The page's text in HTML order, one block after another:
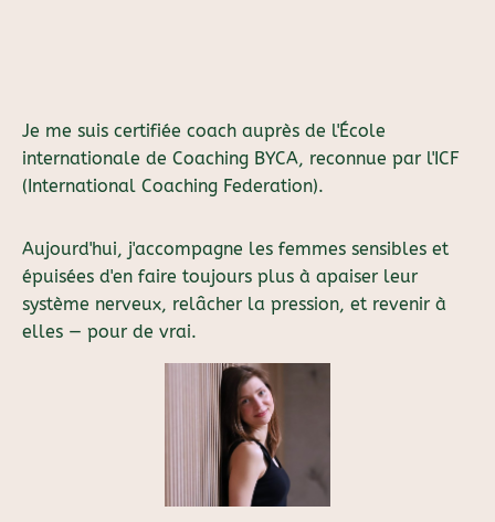
Je me suis certifiée coach auprès de l'École
internationale de Coaching BYCA, reconnue par l'ICF
(International Coaching Federation).
Aujourd'hui, j'accompagne les femmes sensibles et
épuisées d'en faire toujours plus à apaiser leur
système nerveux, relâcher la pression, et revenir à
elles — pour de vrai.